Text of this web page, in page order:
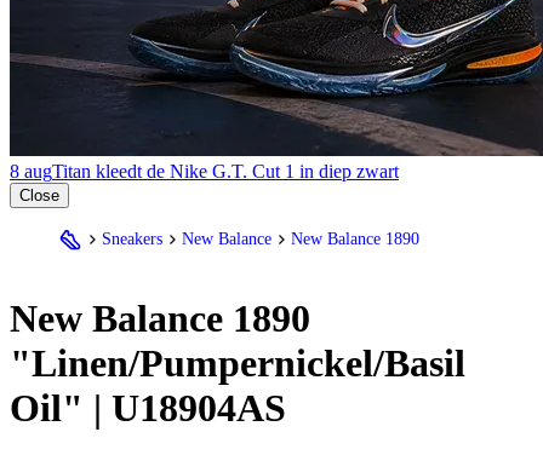
8 augTitan kleedt de Nike G.T. Cut 1 in diep zwart
Close
Sneakers New Balance New Balance 1890
New Balance 1890
"Linen/Pumpernickel/Basil
Oil" | U18904AS